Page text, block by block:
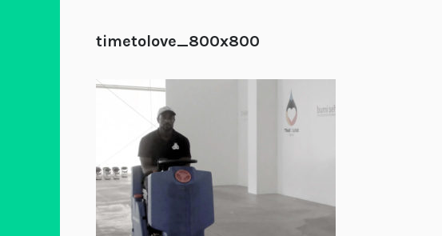
timetolove_800x800